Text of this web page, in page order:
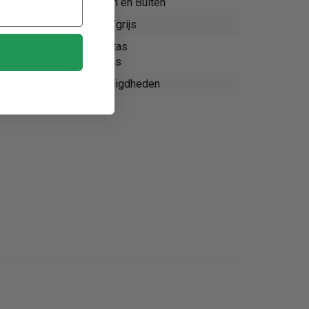
Reizen en Buiten
zwart/grijs
Draagtas
Reistas
Benodigdheden